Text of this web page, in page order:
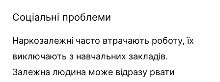
Соціальні проблеми
Наркозалежні часто втрачають роботу, їх
виключають з навчальних закладів.
Залежна людина може відразу рвати